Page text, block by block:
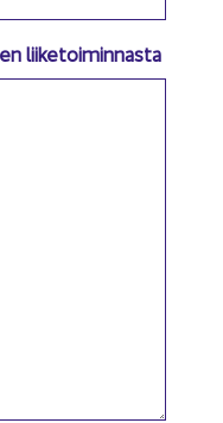
liiketoiminnasta